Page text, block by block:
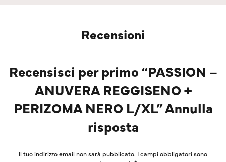
Recensioni
Recensisci per primo “PASSION –
ANUVERA REGGISENO +
PERIZOMA NERO L/XL” Annulla
risposta
Il tuo indirizzo email non sarà pubblicato. I campi obbligatori sono